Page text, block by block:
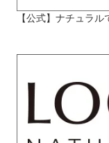
【公式】ナチュラ